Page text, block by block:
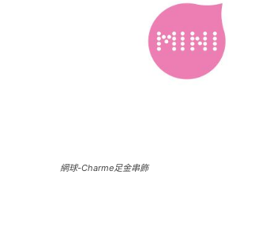
網球-Charme足金串飾